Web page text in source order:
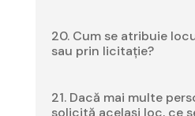
20. Cum se atribuie
sau prin licitație?
21. Dacă mai multe
solicită același loc, ce